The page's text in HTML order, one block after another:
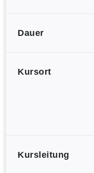
Dauer
Kursort
Kursleitung